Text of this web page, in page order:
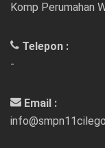
Komp Perumahan
Telepon :
-
Email :